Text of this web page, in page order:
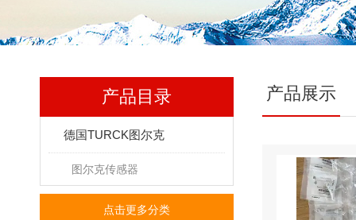
产品目录
德国TURCK图尔克
图尔克传感器
点击更多分类
产品展示